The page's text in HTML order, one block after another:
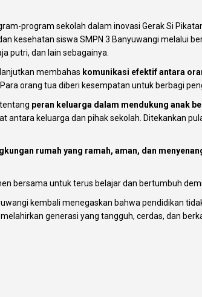
program sekolah dalam inovasi Gerak Si
kesehatan siswa SMPN 3 Banyuwangi melalui
putri, dan lain sebagainya.
membahas komunikasi efektif antara
orang tua diberi kesempatan untuk berbagi
peran keluarga dalam mendukung anak
antara keluarga dan pihak sekolah. Ditekankan
rumah yang ramah, aman, dan
bersama untuk terus belajar dan bertumbuh
kembali menegaskan bahwa pendidikan
generasi yang tangguh, cerdas, dan